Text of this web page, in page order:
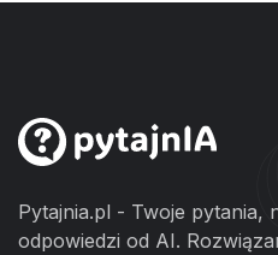
Pytajnia.pl - Twoje pytania,
odpowiedzi od AI.